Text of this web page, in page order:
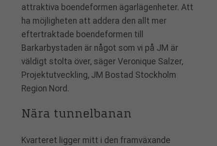
attraktiva boendeformen ägarlägenheter. Att
ha möjligheten att addera den allt mer
eftertraktade boendeformen till
Barkarbystaden är något som vi på JM är
väldigt stolta över, säger Veronique Salzer,
Projektutveckling, JM Bostad Stockholm
Region Nord.
Nära tunnelbanan
Kvarteret ligger mitt i den framväxande